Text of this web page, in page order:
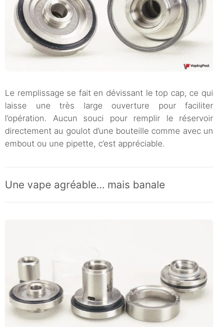
Le remplissage se fait en dévissant le top cap, ce qui
laisse une très large ouverture pour faciliter
l’opération. Aucun souci pour remplir le réservoir
directement au goulot d’une bouteille comme avec un
embout ou une pipette, c’est appréciable.
Une vape agréable… mais banale